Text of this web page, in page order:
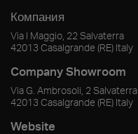
Компания
Via I Maggio, 22 Salvaterra
42013 Casalgrande (RE) Italy
Company Showroom
Via G. Ambrosoli, 2 Salvaterra
42013 Casalgrande (RE) Italy
Website